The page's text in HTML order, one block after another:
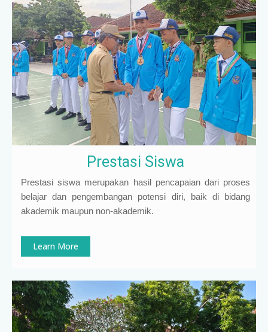
Prestasi Siswa
Prestasi siswa merupakan hasil pencapaian dari proses
belajar dan pengembangan potensi diri, baik di bidang
akademik maupun non-akademik.
Learn More